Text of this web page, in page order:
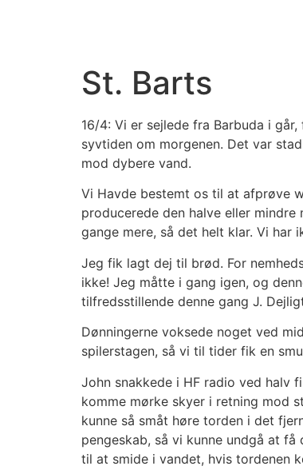
St. Barts
16/4: Vi er sejlede fra Barbuda i
syvtiden om morgenen. Det var
mod dybere vand.
Vi Havde bestemt os til at afprøve
producerede den halve eller
gange mere, så det helt klar. Vi
Jeg fik lagt dej til brød. For
ikke! Jeg måtte i gang igen, og
tilfredsstillende denne gang J.
Dønningerne voksede noget ved
spilerstagen, så vi til tider fik en
John snakkede i HF radio ved halv
komme mørke skyer i retning mod
kunne så småt høre torden i det
pengeskab, så vi kunne undgå at
til at smide i vandet, hvis tordenen